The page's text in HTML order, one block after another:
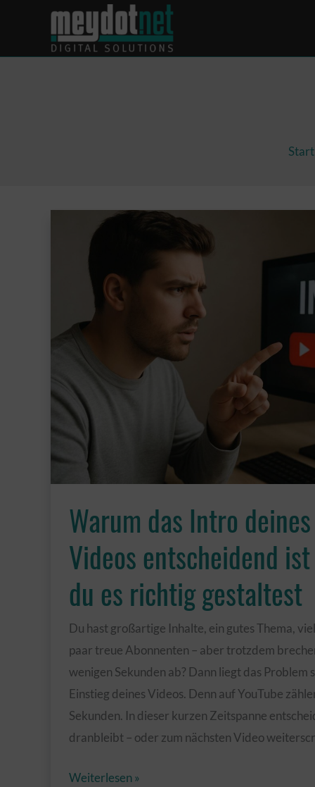
Start
Warum das Intro
Videos entscheidend
du es richtig gestaltest
Du hast großartige Inhalte, ein gutes Thema,
paar treue Abonnenten – aber trotzdem
wenigen Sekunden ab? Dann liegt das Problem
Einstieg deines Videos. Denn auf YouTube
Sekunden. In dieser kurzen Zeitspanne
dranbleibt – oder zum nächsten Video
Warum
Weiterlesen »